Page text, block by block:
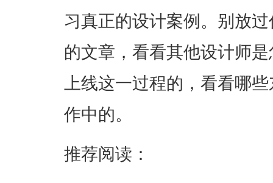
习真正的设计案例。别放
的文章，看看其他设计师
上线这一过程的，看看哪
作中的。
推荐阅读：